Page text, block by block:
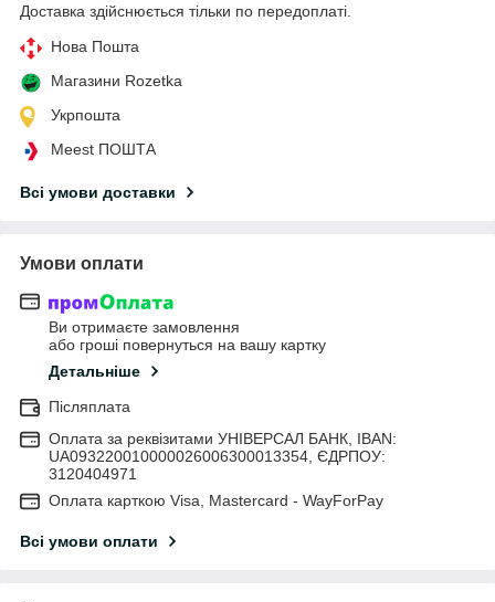
Доставка здійснюється тільки по передоплаті.
Нова Пошта
Магазини Rozetka
Укрпошта
Meest ПОШТА
Всі умови доставки
Умови оплати
Ви отримаєте замовлення
або гроші повернуться на вашу картку
Детальніше
Післяплата
Оплата за реквізитами УНІВЕРСАЛ БАНК, IBAN:
UA093220010000026006300013354, ЄДРПОУ:
3120404971
Оплата карткою Visa, Mastercard - WayForPay
Всі умови оплати